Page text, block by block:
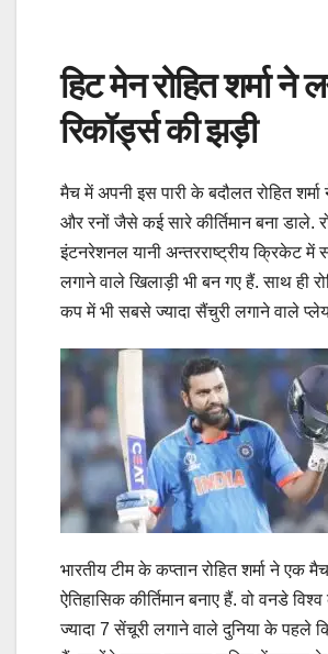
हिट मेन रोहित शर्मा ने
रिकॉर्ड्स की झड़ी
मैच में अपनी इस पारी के बदौलत रोहित
और रनों जैसे कई सारे कीर्तिमान बना डाले.
इंटनरेशनल यानी अन्तरराष्ट्रीय क्रिकेट में
लगाने वाले खिलाड़ी भी बन गए हैं. साथ ही
कप में भी सबसे ज्यादा सैंचुरी लगाने वाले
भारतीय टीम के कप्तान रोहित शर्मा ने एक
ऐतिहासिक कीर्तिमान बनाए हैं. वो वनडे
ज्यादा 7 सेंचूरी लगाने वाले दुनिया के पहले